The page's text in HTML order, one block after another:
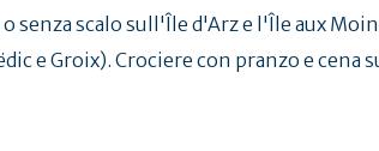
senza scalo sull'Île d'Arz e l'Île aux
e Groix). Crociere con pranzo e cena